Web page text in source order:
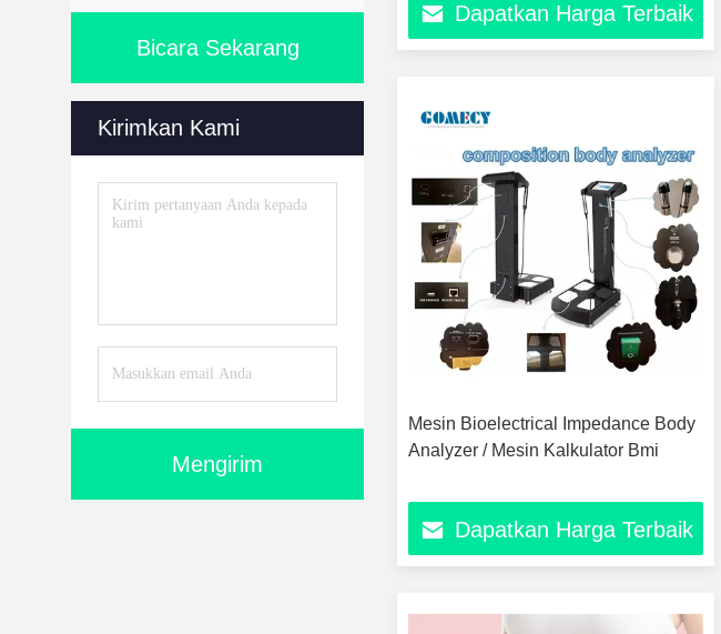
Bicara Sekarang
Kirimkan Kami
Mengirim
Dapatkan Harga Terbaik
Mesin Bioelectrical Impedance Body
Analyzer / Mesin Kalkulator Bmi
Dapatkan Harga Terbaik